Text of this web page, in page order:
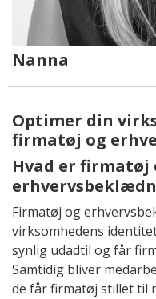
Nanna
Optimer din
firmatøj og
Hvad er firmatøj
Firmatøj og
virksomhedens
synlig udadtil og får
Samtidig bliver
de får firmatøj stillet til